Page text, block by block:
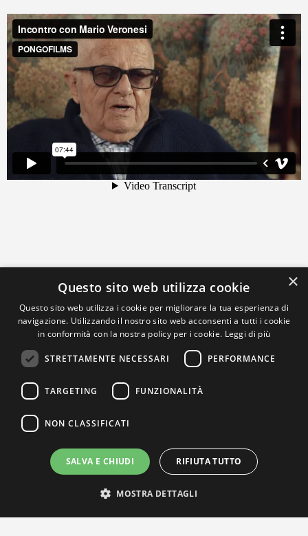
×
Questo sito web utilizza cookie
Questo sito web utilizza i cookie per migliorare la tua esperienza di
navigazione. Utilizzando il nostro sito web acconsenti a tutti i cookie
in conformità con la nostra policy per i cookie. Leggi di più
STRETTAMENTE NECESSARI PERFORMANCE
TARGETING FUNZIONALITÀ
NON CLASSIFICATI
SALVA E CHIUDI RIFIUTA TUTTO
MOSTRA DETTAGLI